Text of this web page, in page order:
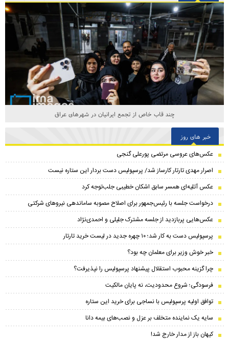
چند قاب خاص از تجمع ایرانیان در شهرهای عراق
خبر های روز
عکس‌های عروسی مرتضی پورعلی گنجی
اصرار مهدی تارتار کارساز شد/ پرسپولیس دست بردار این ستاره نیست
عکس آتلیه‌ای همسر سابق اشکان خطیبی جلب‌توجه کرد
درخواست جلسه با رئیس‌جمهور برای اصلاح مصوبه ساماندهی نیروهای شرکتی
عکس‌هایی پربازدید از جلسه مشترک جلیلی و احمدی‌نژاد
پرسپولیس دست به کار شد؛ ۱۰ چهره جدید در لیست خرید تارتار
خبر خوش وزیر برای معلمان چه بود؟
چرا گزینه محبوب استقلال پیشنهاد پرسپولیس را نپذیرفت؟
فرسودگی؛ شروع محدودیت، نه پایان مالکیت
توافق اولیه پرسپولیس با نساجی برای خرید این ستاره
سایه یک نماینده متخلف بر عزل و نصب‌های بیمه دانا
کیهان باز از مدار خارج شد!